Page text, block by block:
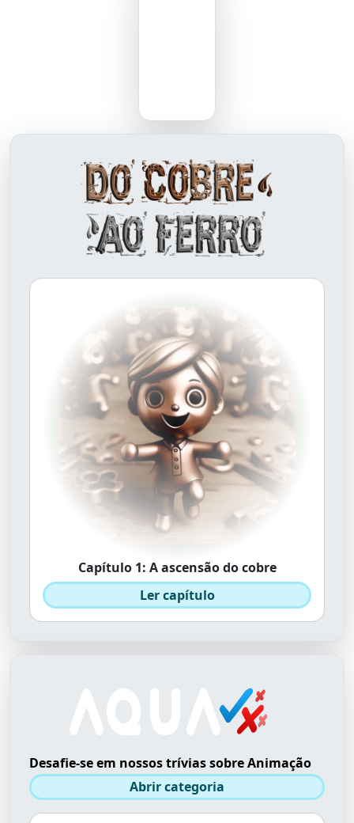
Capítulo 1: A ascensão do cobre
Ler capítulo
Desafie-se em nossos trívias sobre Animação
Abrir categoria